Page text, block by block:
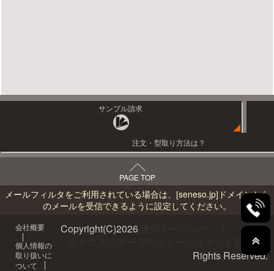
サンプル請求
注文・型取り方法は？
PAGE TOP
メールフィルタをご利用されている場合は、 [seneso.jp] ドメインから
のメールを受信できるように設定してください。
会社概要
個人情報の
取り扱いに
ついて
Copyright(C)2026
透明テーブルマット・テーブ
ルクロスのオーダーはテーブルマット匠へAll
Rights Reserved.